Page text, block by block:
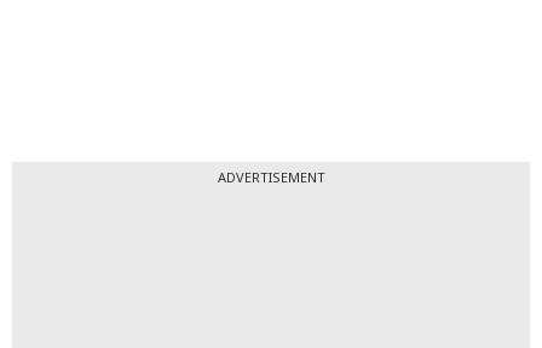
ADVERTISEMENT